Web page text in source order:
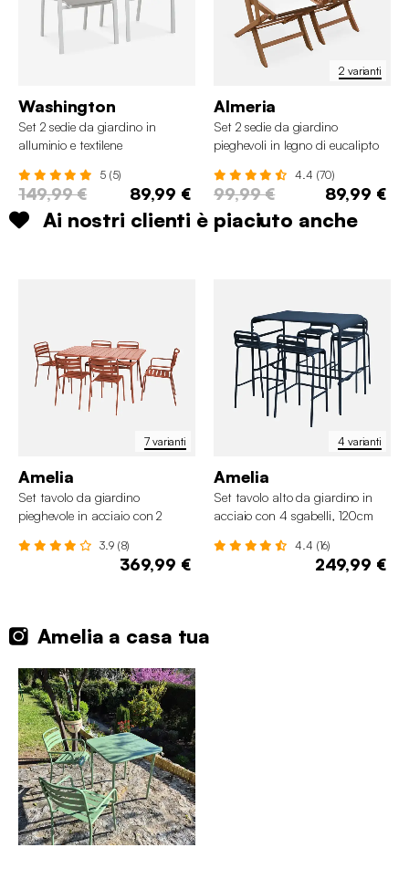
Washington
Set 2 sedie da giardino in
alluminio e textilene
5 (5)
149,99 € 89,99 €
2 varianti
Almeria
Set 2 sedie da giardino
pieghevoli in legno di eucalipto
4.4 (70)
99,99 € 89,99 €
Ai nostri clienti è piaciuto anche
7 varianti
Amelia
Set tavolo da giardino
pieghevole in acciaio con 2
3.9 (8)
369,99 €
4 varianti
Amelia
Set tavolo alto da giardino in
acciaio con 4 sgabelli, 120cm
4.4 (16)
249,99 €
Amelia a casa tua